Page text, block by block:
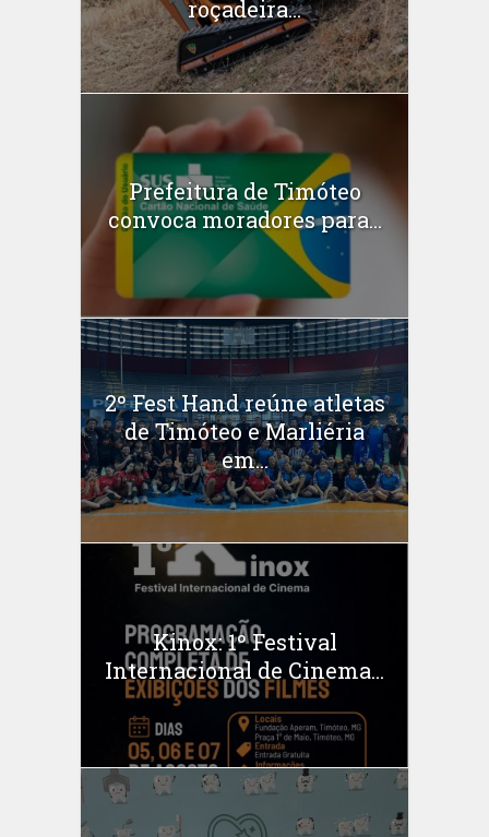
roçadeira...
Prefeitura de Timóteo
convoca moradores para...
2º Fest Hand reúne atletas
de Timóteo e Marliéria
em...
Kinox: 1º Festival
Internacional de Cinema...